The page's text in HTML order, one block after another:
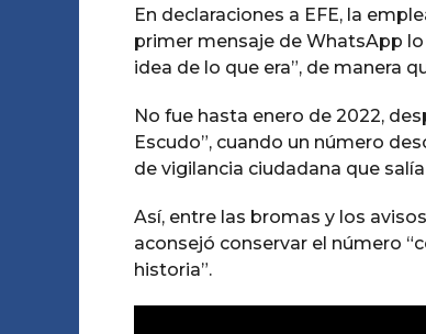
En declaraciones a EFE, la
primer mensaje de WhatsApp
idea de lo que era”, de manera
No fue hasta enero de 2022,
Escudo”, cuando un número
de vigilancia ciudadana que
Así, entre las bromas y los
aconsejó conservar el número
historia”.